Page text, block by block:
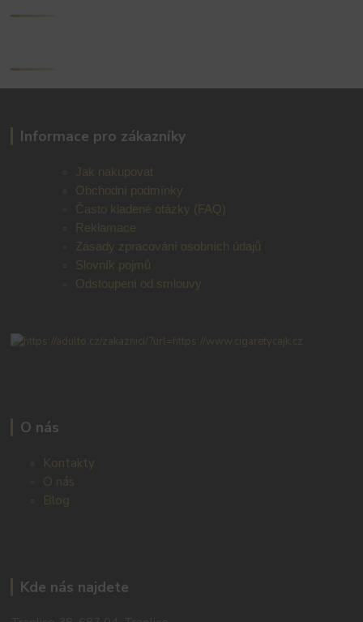
Informace pro zákazníky
Jak nakupovat
Obchodní podmínky
Často kladené otázky (FAQ)
Reklamace
Zásady zpracování osobních údajů
Slovník pojmů
Odstoupení od smlouvy
O nás
Kontakty
O nás
Blog
Kde nás najdete